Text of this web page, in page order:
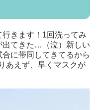
きます！1回洗ってみ
出てきた…（泣）新しい
に帯同してきてるから
あえず、早くマスクが